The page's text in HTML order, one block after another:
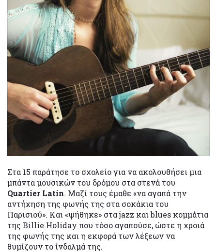
Στα 15 παράτησε το σχολείο για να ακολουθήσει μια
μπάντα μουσικών του δρόμου στα στενά του
Quartier Latin. Μαζί τους έμαθε «να αγαπά την
αντήχηση της φωνής της στα σοκάκια του
Παρισιού». Και «ψήθηκε» στα jazz και blues κομμάτια
της Billie Holiday που τόσο αγαπούσε, ώστε η χροιά
της φωνής της και η εκφορά των λέξεων να
θυμίζουν το ίνδαλμά της.